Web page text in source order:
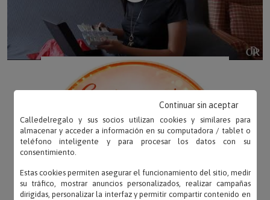
Calledelregalo y sus socios utilizan cookies y similares para
almacenar y acceder a información en su computadora / tablet o
teléfono inteligente y para procesar los datos con su
consentimiento.
Estas cookies permiten asegurar el funcionamiento del sitio, medir
su tráfico, mostrar anuncios personalizados, realizar campañas
dirigidas, personalizar la interfaz y permitir compartir contenido en
Continuar sin aceptar